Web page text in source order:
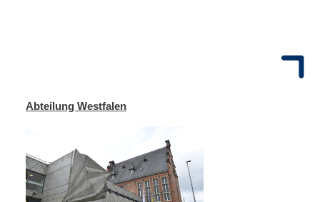
Abteilung Westfalen